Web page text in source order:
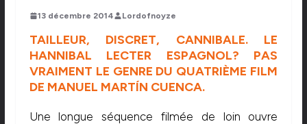
13 décembre 2014 Lordofnoyze
TAILLEUR, DISCRET, CANNIBALE. LE
HANNIBAL LECTER ESPAGNOL? PAS
VRAIMENT LE GENRE DU QUATRIÈME FILM
DE MANUEL MARTÍN CUENCA.
Une longue séquence filmée de loin ouvre